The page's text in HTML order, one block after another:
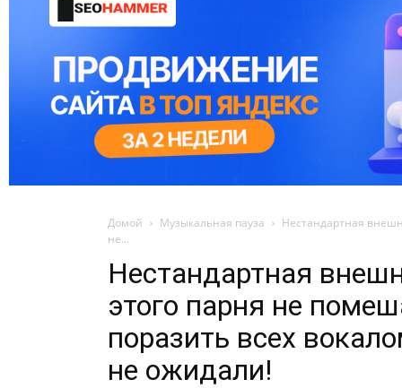
Домой Музыкальная пауза
Нестандартная
не...
Нестандартная
этого парня не
поразить всех
не ожидали!